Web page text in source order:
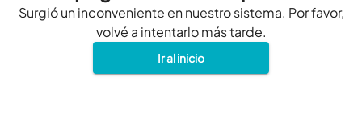
Surgió un inconveniente en nuestro sistema. Por favor,
volvé a intentarlo más tarde.
Ir al inicio